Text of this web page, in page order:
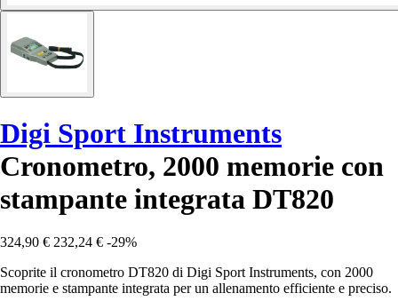
Digi Sport Instruments
Cronometro, 2000 memorie con
stampante integrata DT820
324,90 € 232,24 € -29%
Scoprite il cronometro DT820 di Digi Sport Instruments, con 2000
memorie e stampante integrata per un allenamento efficiente e preciso.